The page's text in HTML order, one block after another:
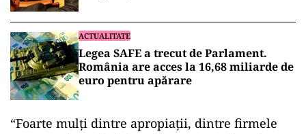
ACTUALITATE
Legea SAFE a trecut de Parlament.
România are acces la 16,68 miliarde de
euro pentru apărare
“Foarte mulţi dintre apropiaţii, dintre firmele